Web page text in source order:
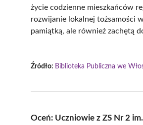
życie codzienne mieszkańców
rozwijanie lokalnej tożsamości
pamiątką, ale również zachętą
Źródło: Biblioteka Publiczna we
Oceń: Uczniowie z ZS Nr 2